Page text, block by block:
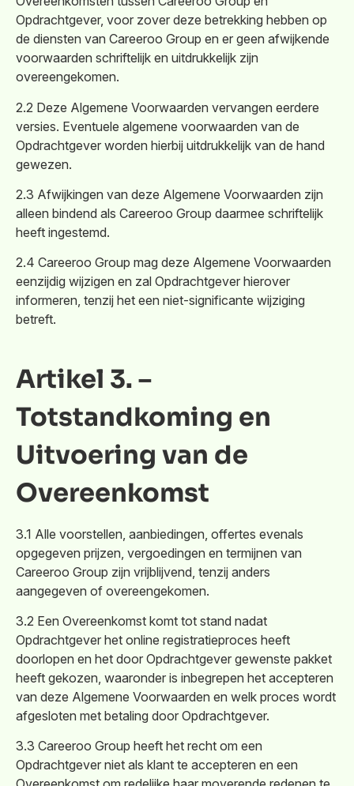
Opdrachtgever, voor zover deze betrekking hebben op
de diensten van Careeroo Group en er geen afwijkende
voorwaarden schriftelijk en uitdrukkelijk zijn
overeengekomen.
2.2 Deze Algemene Voorwaarden vervangen eerdere
versies. Eventuele algemene voorwaarden van de
Opdrachtgever worden hierbij uitdrukkelijk van de hand
gewezen.
2.3 Afwijkingen van deze Algemene Voorwaarden zijn
alleen bindend als Careeroo Group daarmee schriftelijk
heeft ingestemd.
2.4 Careeroo Group mag deze Algemene Voorwaarden
eenzijdig wijzigen en zal Opdrachtgever hierover
informeren, tenzij het een niet-significante wijziging
betreft.
Artikel 3. –
Totstandkoming en
Uitvoering van de
Overeenkomst
3.1 Alle voorstellen, aanbiedingen, offertes evenals
opgegeven prijzen, vergoedingen en termijnen van
Careeroo Group zijn vrijblijvend, tenzij anders
aangegeven of overeengekomen.
3.2 Een Overeenkomst komt tot stand nadat
Opdrachtgever het online registratieproces heeft
doorlopen en het door Opdrachtgever gewenste pakket
heeft gekozen, waaronder is inbegrepen het accepteren
van deze Algemene Voorwaarden en welk proces wordt
afgesloten met betaling door Opdrachtgever.
3.3 Careeroo Group heeft het recht om een
Opdrachtgever niet als klant te accepteren en een